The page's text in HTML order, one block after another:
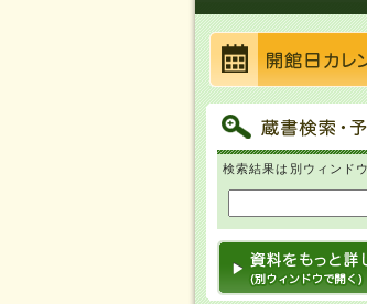
検索結果は別ウィンド